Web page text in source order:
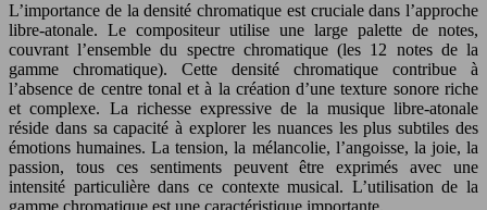
L’importance de la densité chromatique est cruciale dans l’approche
libre-atonale. Le compositeur utilise une large palette de notes,
couvrant l’ensemble du spectre chromatique (les 12 notes de la
gamme chromatique). Cette densité chromatique contribue à
l’absence de centre tonal et à la création d’une texture sonore riche
et complexe. La richesse expressive de la musique libre-atonale
réside dans sa capacité à explorer les nuances les plus subtiles des
émotions humaines. La tension, la mélancolie, l’angoisse, la joie, la
passion, tous ces sentiments peuvent être exprimés avec une
intensité particulière dans ce contexte musical. L’utilisation de la